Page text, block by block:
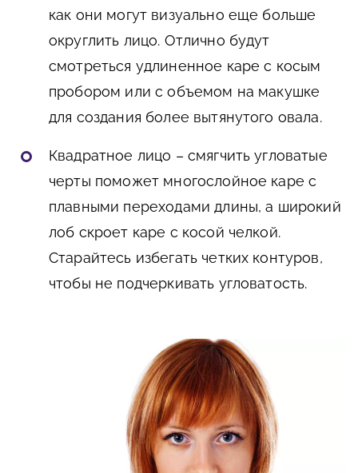
как они могут визуально еще больше
округлить лицо. Отлично будут
смотреться удлиненное каре с косым
пробором или с объемом на макушке
для создания более вытянутого овала.
Квадратное лицо – смягчить угловатые
черты поможет многослойное каре с
плавными переходами длины, а широкий
лоб скроет каре с косой челкой.
Старайтесь избегать четких контуров,
чтобы не подчеркивать угловатость.